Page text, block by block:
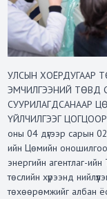
УЛСЫН ХОЁРДУГААР
ЭМЧИЛГЭЭНИЙ ТӨВД
СУУРИЛАГДСАНААР
ҮЙЛЧИЛГЭЭГ
оны 04 дүгээр сарын
ийн Цөмийн
энергийн агентлаг-
төслийн хүрээнд
төхөөрөмжийг албан